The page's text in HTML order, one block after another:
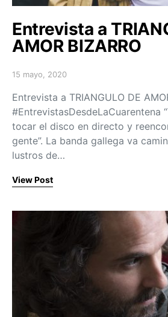
Entrevista a
AMOR BIZARRO
Posted on
15 mayo, 2020
Entrevista a TRIANGULO DE
#EntrevistasDesdeLaCuarentena
tocar el disco en directo y
gente”. La banda gallega va
lustros de…
View Post